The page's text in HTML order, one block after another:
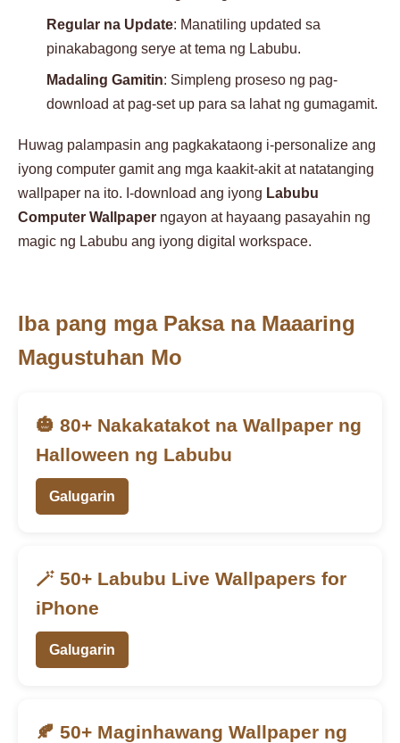
Regular na Update: Manatiling updated sa
pinakabagong serye at tema ng Labubu.
Madaling Gamitin: Simpleng proseso ng pag-
download at pag-set up para sa lahat ng gumagamit.
Huwag palampasin ang pagkakataong i-personalize ang
iyong computer gamit ang mga kaakit-akit at natatanging
wallpaper na ito. I-download ang iyong Labubu
Computer Wallpaper ngayon at hayaang pasayahin ng
magic ng Labubu ang iyong digital workspace.
Iba pang mga Paksa na Maaaring
Magustuhan Mo
🎃 80+ Nakakatakot na Wallpaper ng
Halloween ng Labubu
Galugarin
🪄 50+ Labubu Live Wallpapers for
iPhone
Galugarin
🍂 50+ Maginhawang Wallpaper ng